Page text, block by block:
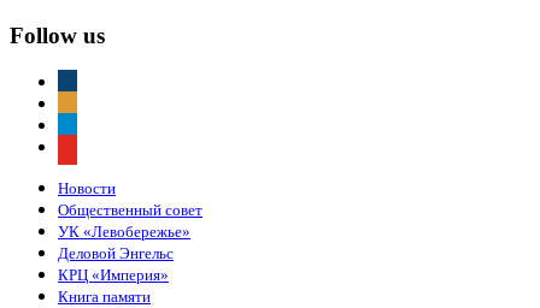
Follow us
Новости
Общественный совет
УК «Левобережье»
Деловой Энгельс
КРЦ «Империя»
Книга памяти